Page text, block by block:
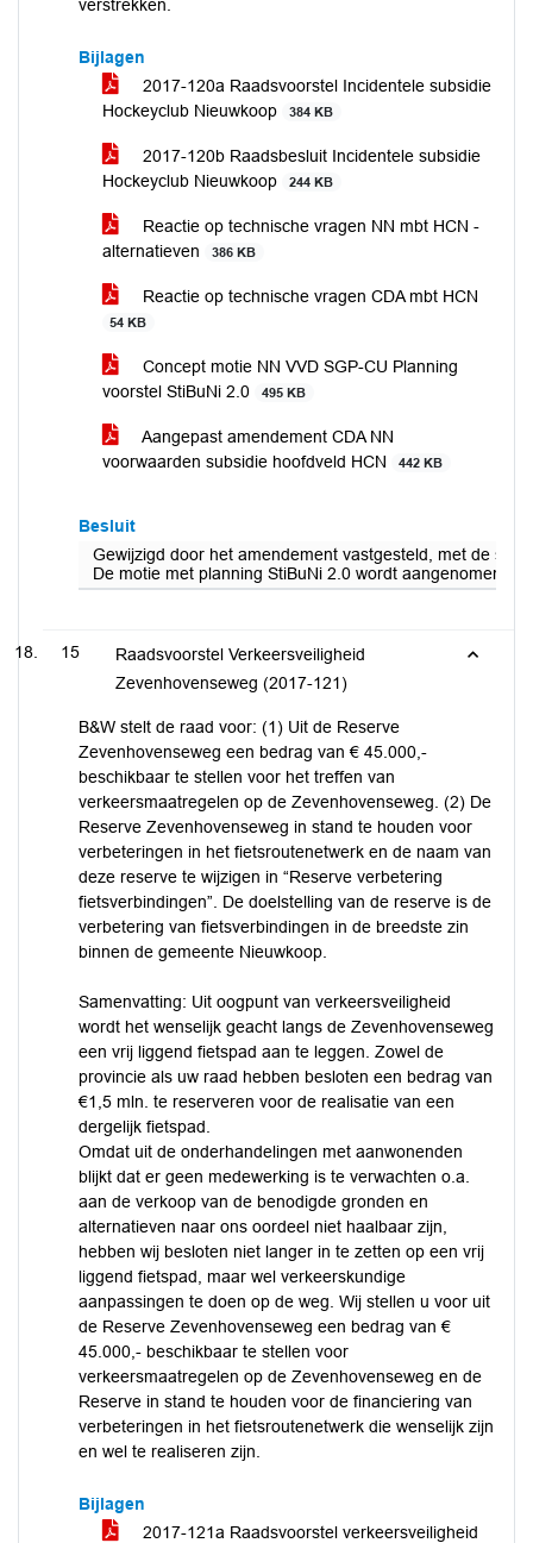
verstrekken.
Bijlagen
2017-120a Raadsvoorstel Incidentele subsidie
Hockeyclub Nieuwkoop
384 KB
2017-120b Raadsbesluit Incidentele subsidie
Hockeyclub Nieuwkoop
244 KB
Reactie op technische vragen NN mbt HCN -
alternatieven
386 KB
Reactie op technische vragen CDA mbt HCN
54 KB
Concept motie NN VVD SGP-CU Planning
voorstel StiBuNi 2.0
495 KB
Aangepast amendement CDA NN
voorwaarden subsidie hoofdveld HCN
442 KB
Besluit
Gewijzigd door het amendement vastgesteld, met de
De motie met planning StiBuNi 2.0 wordt aangenomen
15
Raadsvoorstel Verkeersveiligheid
Zevenhovenseweg (2017-121)
B&W stelt de raad voor: (1) Uit de Reserve
Zevenhovenseweg een bedrag van € 45.000,-
beschikbaar te stellen voor het treffen van
verkeersmaatregelen op de Zevenhovenseweg. (2) De
Reserve Zevenhovenseweg in stand te houden voor
verbeteringen in het fietsroutenetwerk en de naam van
deze reserve te wijzigen in “Reserve verbetering
fietsverbindingen”. De doelstelling van de reserve is de
verbetering van fietsverbindingen in de breedste zin
binnen de gemeente Nieuwkoop.
Samenvatting: Uit oogpunt van verkeersveiligheid
wordt het wenselijk geacht langs de Zevenhovenseweg
een vrij liggend fietspad aan te leggen. Zowel de
provincie als uw raad hebben besloten een bedrag van
€1,5 mln. te reserveren voor de realisatie van een
dergelijk fietspad.
Omdat uit de onderhandelingen met aanwonenden
blijkt dat er geen medewerking is te verwachten o.a.
aan de verkoop van de benodigde gronden en
alternatieven naar ons oordeel niet haalbaar zijn,
hebben wij besloten niet langer in te zetten op een vrij
liggend fietspad, maar wel verkeerskundige
aanpassingen te doen op de weg. Wij stellen u voor uit
de Reserve Zevenhovenseweg een bedrag van €
45.000,- beschikbaar te stellen voor
verkeersmaatregelen op de Zevenhovenseweg en de
Reserve in stand te houden voor de financiering van
verbeteringen in het fietsroutenetwerk die wenselijk zijn
en wel te realiseren zijn.
Bijlagen
2017-121a Raadsvoorstel verkeersveiligheid